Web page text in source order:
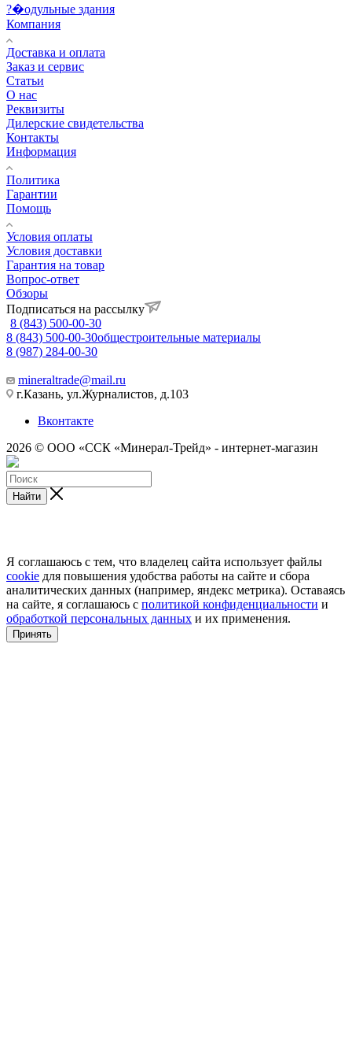
?�одульные здания
Компания
Доставка и оплата
Заказ и сервис
Статьи
О нас
Реквизиты
Дилерские свидетельства
Контакты
Информация
Политика
Гарантии
Помощь
Условия оплаты
Условия доставки
Гарантия на товар
Вопрос-ответ
Обзоры
Подписаться на рассылку
8 (843) 500-00-30
8 (843) 500-00-30общестроительные материалы
8 (987) 284-00-30
mineraltrade@mail.ru
г.Казань, ул.Журналистов, д.103
Вконтакте
2026 © ООО «ССК «Минерал-Трейд» - интернет-магазин
Найти
Я соглашаюсь с тем, что владелец сайта использует файлы
cookie для повышения удобства работы на сайте и сбора
аналитических данных (например, яндекс метрика). Оставаясь
на сайте, я соглашаюсь с политикой конфиденциальности и
обработкой персональных данных и их применения.
Принять